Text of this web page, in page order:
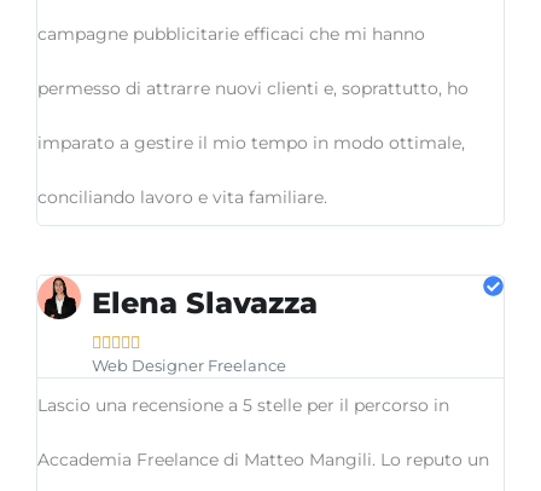
campagne pubblicitarie efficaci che mi hanno
permesso di attrarre nuovi clienti e, soprattutto, ho
imparato a gestire il mio tempo in modo ottimale,
conciliando lavoro e vita familiare.
Elena Slavazza
    
Web Designer Freelance
Lascio una recensione a 5 stelle per il percorso in
Accademia Freelance di Matteo Mangili. Lo reputo un